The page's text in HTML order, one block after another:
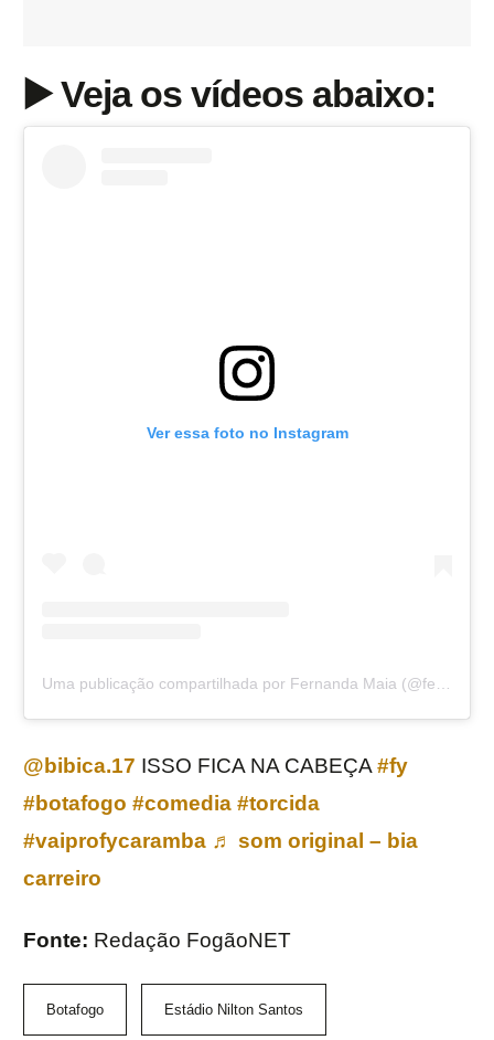
▶️ Veja os vídeos abaixo:
Ver essa foto no Instagram
Uma publicação compartilhada por Fernanda Maia (@fernandamaiacarelli)
@bibica.17 ISSO FICA NA CABEÇA#fy
#botafogo #comedia #torcida
#vaiprofycaramba ♬ som original – bia
carreiro
Fonte: Redação FogãoNET
Botafogo Estádio Nilton Santos